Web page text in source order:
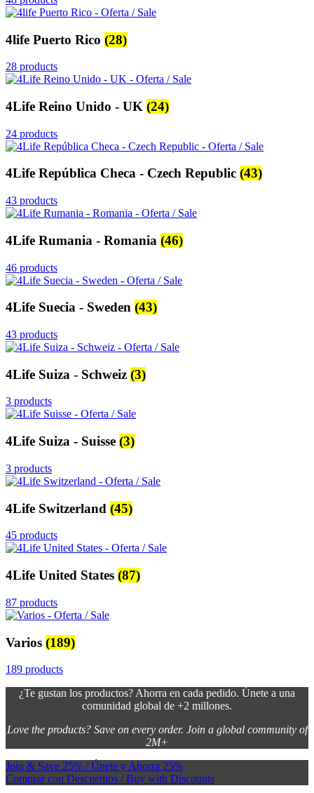
4life Puerto Rico (28)
28 products
4Life Reino Unido - UK (24)
24 products
4Life República Checa - Czech Republic (43)
43 products
4Life Rumania - Romania (46)
46 products
4Life Suecia - Sweden (43)
43 products
4Life Suiza - Schweiz (3)
3 products
4Life Suiza - Suisse (3)
3 products
4Life Switzerland (45)
45 products
4Life United States (87)
87 products
Varios (189)
189 products
¿Te gustan los productos? Ahorra en cada pedido. Únete a una
comunidad global de +2 millones.
Love the products? Save on every order. Join a global community of
2M+
Join & Save 25% / Únete y Ahorra 25%
Comprar con Descuentos / Buy with Discounts